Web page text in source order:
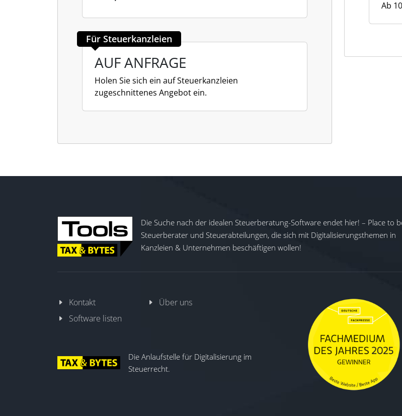
Für Steuerkanzleien
AUF ANFRAGE
Holen Sie sich ein auf Steuerkanzleien
zugeschnittenes Angebot ein.
Ab
Die Suche nach der idealen Steuerberatung-Software endet hier! – Place to
Steuerberater und Steuerabteilungen, die sich mit Digitalisierungsthemen in
Kanzleien & Unternehmen beschäftigen wollen!
Kontakt
Über uns
Software listen
Die Anlaufstelle für Digitalisierung im
Steuerrecht.